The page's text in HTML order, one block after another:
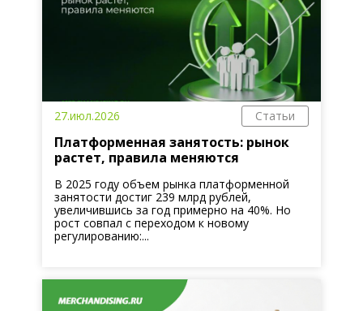
27.июл.2026 Статьи
Платформенная занятость: рынок
растет, правила меняются
В 2025 году объем рынка платформенной
занятости достиг 239 млрд рублей,
увеличившись за год примерно на 40%. Но
рост совпал с переходом к новому
регулированию:...